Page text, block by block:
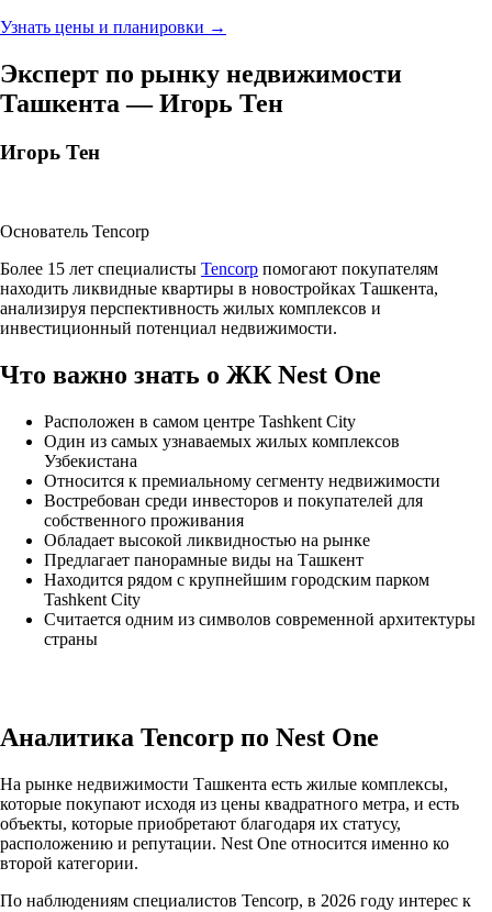
Узнать цены и планировки →
Эксперт по рынку недвижимости
Ташкента — Игорь Тен
Игорь Тен
Основатель Tencorp
Более 15 лет специалисты Tencorp помогают покупателям
находить ликвидные квартиры в новостройках Ташкента,
анализируя перспективность жилых комплексов и
инвестиционный потенциал недвижимости.
Что важно знать о ЖК Nest One
Расположен в самом центре Tashkent City
Один из самых узнаваемых жилых комплексов
Узбекистана
Относится к премиальному сегменту недвижимости
Востребован среди инвесторов и покупателей для
собственного проживания
Обладает высокой ликвидностью на рынке
Предлагает панорамные виды на Ташкент
Находится рядом с крупнейшим городским парком
Tashkent City
Считается одним из символов современной архитектуры
страны
Аналитика Tencorp по Nest One
На рынке недвижимости Ташкента есть жилые комплексы,
которые покупают исходя из цены квадратного метра, и есть
объекты, которые приобретают благодаря их статусу,
расположению и репутации. Nest One относится именно ко
второй категории.
По наблюдениям специалистов Tencorp, в 2026 году интерес к